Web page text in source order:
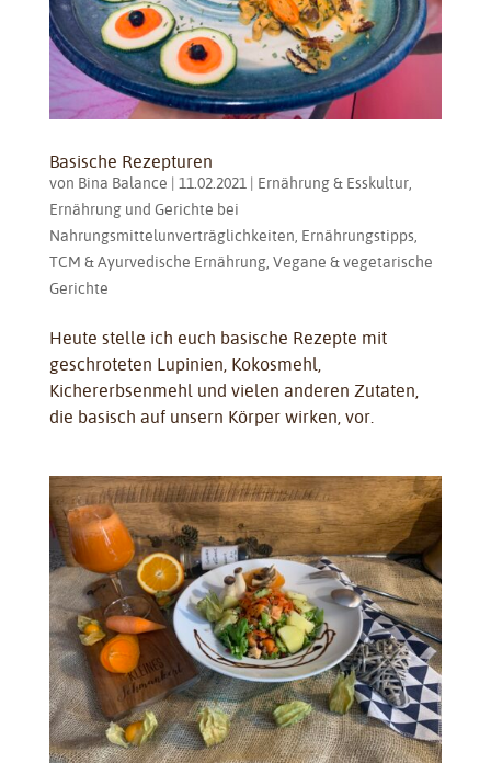
Basische Rezepturen
von Bina Balance | 11.02.2021 | Ernährung & Esskultur,
Ernährung und Gerichte bei
Nahrungsmittelunverträglichkeiten Ernährungstipps,
TCM & Ayurvedische Ernährung, Vegane & vegetarische
Gerichte
Heute stelle ich euch basische Rezepte mit
geschroteten Lupinien, Kokosmehl,
Kichererbsenmehl und vielen anderen Zutaten,
die basisch auf unsern Körper wirken, vor.